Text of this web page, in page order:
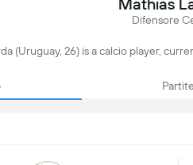
Mathías
Difensore
(Uruguay, 26) is a calcio player,
Partite